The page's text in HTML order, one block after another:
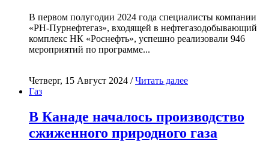
В первом полугодии 2024 года специалисты компании
«РН-Пурнефтегаз», входящей в нефтегазодобывающий
комплекс НК «Роснефть», успешно реализовали 946
мероприятий по программе...
Четверг, 15 Август 2024 /Читать далее
Газ
В Канаде началось производство
сжиженного природного газа